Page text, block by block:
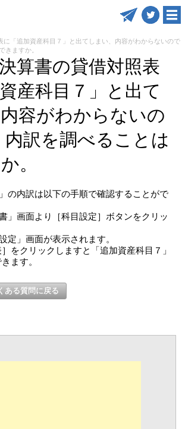
に「追加資産科目７」と出てしまい、内容がわからないので
きますか。
算書の貸借対照表
産科目７」と出て
容がわからないの
訳を調べることは
。
の内訳は以下の手順で確認することがで
」画面より［科目設定］ボタンをクリッ
」画面が表示されます。
］をクリックしますと「追加資産科目７」
ます。
ある質問に戻る